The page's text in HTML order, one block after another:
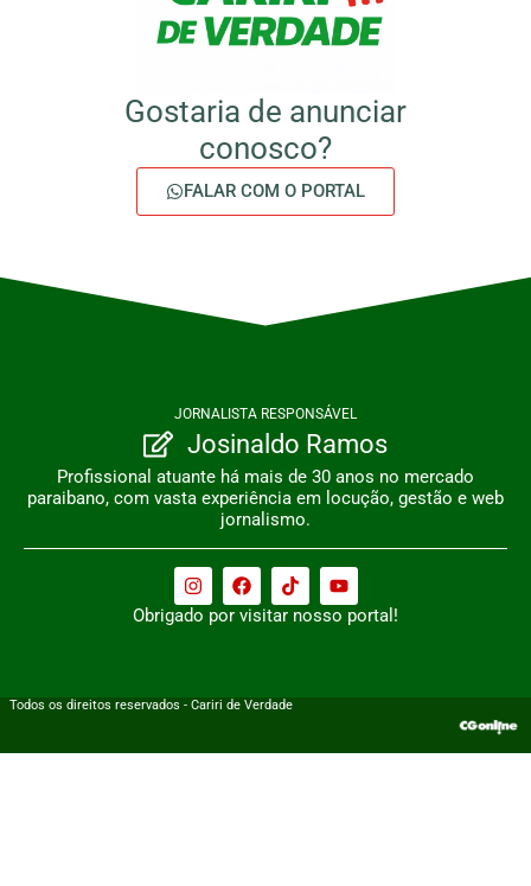
Gostaria de anunciar
conosco?
FALAR COM O PORTAL
JORNALISTA RESPONSÁVEL
Josinaldo Ramos
Profissional atuante há mais de 30 anos no mercado
paraibano, com vasta experiência em locução, gestão e web
jornalismo.
Obrigado por visitar nosso portal!
Todos os direitos reservados - Cariri de Verdade